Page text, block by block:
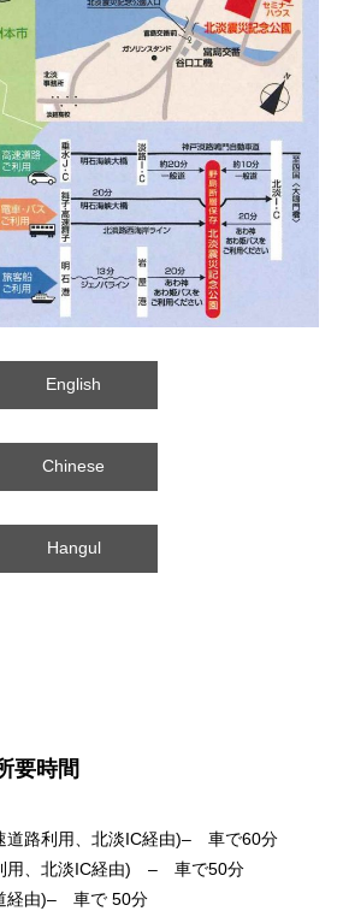
English
Chinese
Hangul
要時間
道路利用、北淡IC経由)– 車で60分
用、北淡IC経由) – 車で50分
経由)– 車で 50分